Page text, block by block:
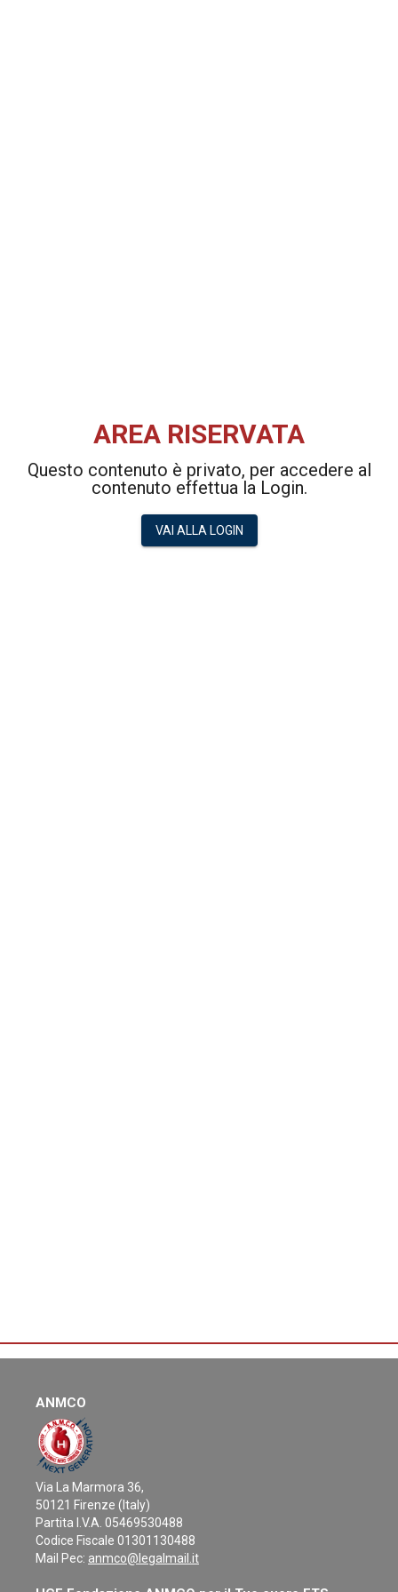
AREA RISERVATA
Questo contenuto è privato, per accedere al
contenuto effettua la Login.
VAI ALLA LOGIN
ANMCO
Via La Marmora 36,
50121 Firenze (Italy)
Partita I.V.A. 05469530488
Codice Fiscale 01301130488
Mail Pec: anmco@legalmail.it